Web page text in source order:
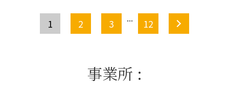
1 2 3 ... 12 >
事業所 :